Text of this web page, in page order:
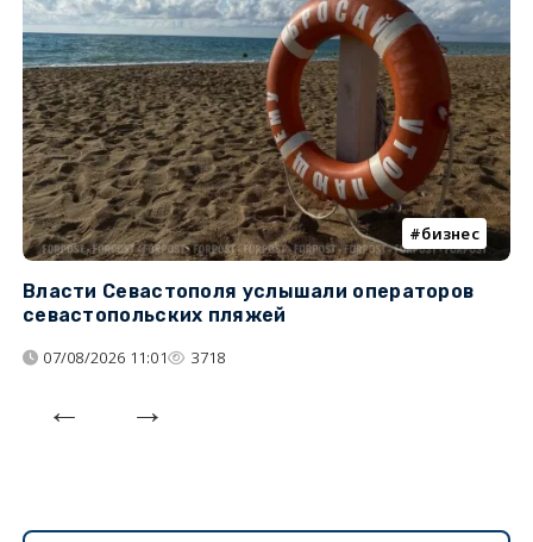
бизнес
Власти Севастополя услышали операторов
севастопольских пляжей
07/08/2026 11:01 3718